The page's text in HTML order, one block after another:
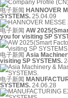
电子新闻 HANNOVER
SYSTEMS. 25.04.09
电子新闻 AW
you for visiting SP
电子新闻 Asia
visiting SP SYSTEMS.
电子新闻
SYSTEMS. 24.06.28